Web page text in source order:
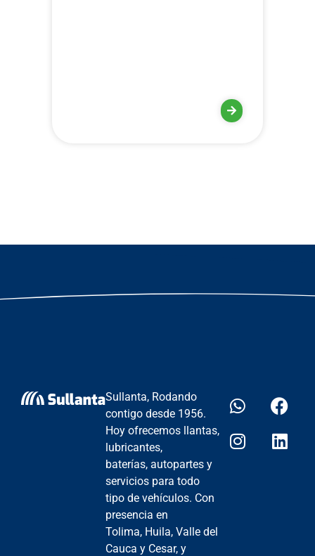
Sullanta, Rodando
contigo desde 1956.
Hoy ofrecemos llantas,
lubricantes,
baterías, autopartes y
servicios para todo
tipo de vehículos. Con
presencia en
Tolima, Huila, Valle del
Cauca y Cesar, y